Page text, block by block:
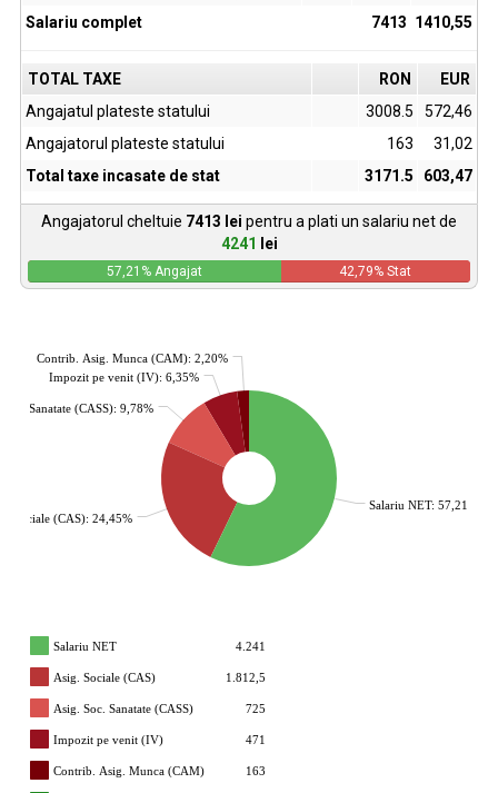
Salariu complet
7413 1410,55
TOTAL TAXE RON
EUR
Angajatul plateste statului
3008.5
572,46
Angajatorul plateste statului
163
31,02
Total taxe incasate de stat
3171.5 603,47
Angajatorul cheltuie 7413 lei pentru a plati un salariu net de
4241
lei
57,21 % Angajat 42,79% Stat
Salariu NET: 57,21%
Sociale (CAS): 24,45%
Sanatate (CASS): 9,78%
Impozit pe venit (IV): 6,35%
Contrib. Asig. Munca (CAM): 2,20%
Salariu NET 4.241
Asig. Sociale (CAS) 1.812,5
Asig. Soc. Sanatate (CASS) 725
Impozit pe venit (IV) 471
Contrib. Asig. Munca (CAM) 163